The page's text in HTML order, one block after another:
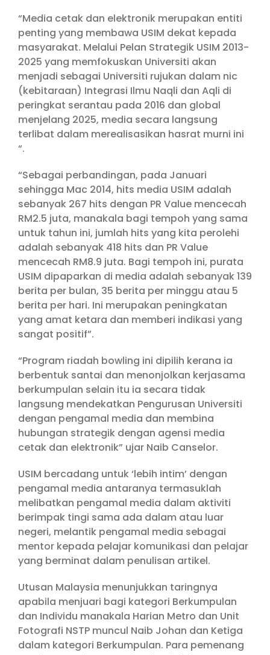
“Media cetak dan elektronik merupakan entiti
penting yang membawa USIM dekat kepada
masyarakat. Melalui Pelan Strategik USIM 2013-
2025 yang memfokuskan Universiti akan
menjadi sebagai Universiti rujukan dalam nic
(kebitaraan) Integrasi Ilmu Naqli dan Aqli di
peringkat serantau pada 2016 dan global
menjelang 2025, media secara langsung
terlibat dalam merealisasikan hasrat murni ini
“.
“Sebagai perbandingan, pada Januari
sehingga Mac 2014, hits media USIM adalah
sebanyak 267 hits dengan PR Value mencecah
RM2.5 juta, manakala bagi tempoh yang sama
untuk tahun ini, jumlah hits yang kita perolehi
adalah sebanyak 418 hits dan PR Value
mencecah RM8.9 juta. Bagi tempoh ini, purata
USIM dipaparkan di media adalah sebanyak 139
berita per bulan, 35 berita per minggu atau 5
berita per hari. Ini merupakan peningkatan
yang amat ketara dan memberi indikasi yang
sangat positif”.
“Program riadah bowling ini dipilih kerana ia
berbentuk santai dan menonjolkan kerjasama
berkumpulan selain itu ia secara tidak
langsung mendekatkan Pengurusan Universiti
dengan pengamal media dan membina
hubungan strategik dengan agensi media
cetak dan elektronik” ujar Naib Canselor.
USIM bercadang untuk ‘lebih intim’ dengan
pengamal media antaranya termasuklah
melibatkan pengamal media dalam aktiviti
berimpak tingi sama ada dalam atau luar
negeri, melantik pengamal media sebagai
mentor kepada pelajar komunikasi dan pelajar
yang berminat dalam penulisan artikel.
Utusan Malaysia menunjukkan taringnya
apabila menjuari bagi kategori Berkumpulan
dan Individu manakala Harian Metro dan Unit
Fotografi NSTP muncul Naib Johan dan Ketiga
dalam kategori Berkumpulan. Para pemenang